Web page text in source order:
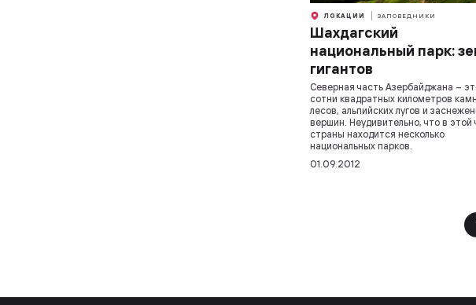
ЛОКАЦИИ ЗАПОВЕДНИКИ
Шахдагский
национальный парк:
гигантов
Северная часть Азербайджана –
сотни квадратных километров
лесов, альпийских лугов и
вершин. Неудивительно, что в этой
страны находится несколько
национальных парков.
01.09.2012